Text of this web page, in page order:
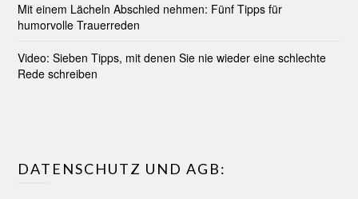
Mit einem Lächeln Abschied nehmen: Fünf Tipps für
humorvolle Trauerreden
Video: Sieben Tipps, mit denen Sie nie wieder eine schlechte
Rede schreiben
DATENSCHUTZ UND AGB: